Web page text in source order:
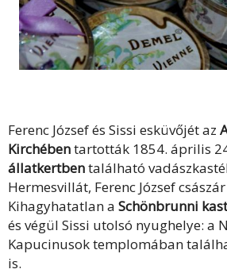
Ferenc József és Sissi esküvőjét az
Kirchébentartották 1854. április
állatkertbentalálható
Hermesvillát, Ferenc József
Kihagyhatatlan a Schönbrunni
és végül Sissi utolsó nyughelye: a
Kapucinusok templomában
is.